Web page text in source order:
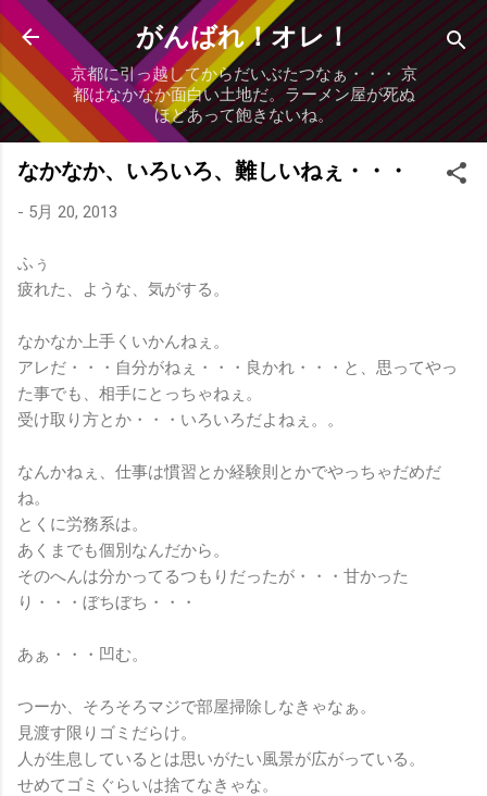
スキップしてメイン コンテンツに移動
がんばれ！オレ！
京都に引っ越してからだいぶたつなぁ・・・ 京
都はなかなか面白い土地だ。ラーメン屋が死ぬ
ほどあって飽きないね。
なかなか、いろいろ、難しいねぇ・・・
- 5月 20, 2013
ふぅ
疲れた、ような、気がする。
なかなか上手くいかんねぇ。
アレだ・・・自分がねぇ・・・良かれ・・・と、思ってやっ
た事でも、相手にとっちゃねぇ。
受け取り方とか・・・いろいろだよねぇ。。
なんかねぇ、仕事は慣習とか経験則とかでやっちゃだめだ
ね。
とくに労務系は。
あくまでも個別なんだから。
そのへんは分かってるつもりだったが・・・甘かった
り・・・ぼちぼち・・・
あぁ・・・凹む。
つーか、そろそろマジで部屋掃除しなきゃなぁ。
見渡す限りゴミだらけ。
人が生息しているとは思いがたい風景が広がっている。
せめてゴミぐらいは捨てなきゃな。